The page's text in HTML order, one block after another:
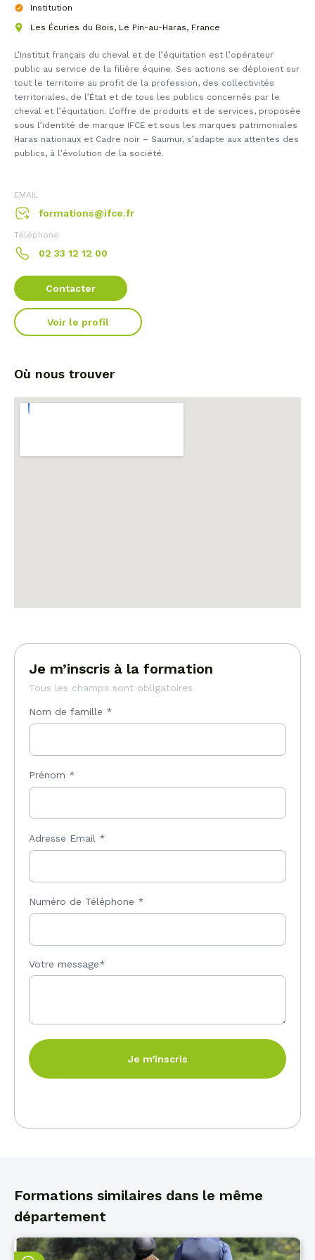
Institution
Les Écuries du Bois, Le Pin-au-Haras, France
L’Institut français du cheval et de l’équitation est l’opérateur
public au service de la filière équine. Ses actions se déploient sur
tout le territoire au profit de la profession, des collectivités
territoriales, de l’État et de tous les publics concernés par le
cheval et l’équitation. L’offre de produits et de services, proposée
sous l’identité de marque IFCE et sous les marques patrimoniales
Haras nationaux et Cadre noir – Saumur, s’adapte aux attentes des
publics, à l’évolution de la société.
EMAIL
formations@ifce.fr
Téléphone
02 33 12 12 00
Contacter
Voir le profil
Où nous trouver
Je m’inscris à la formation
Tous les champs sont obligatoires
Nom de famille *
Prénom *
Adresse Email *
Numéro de Téléphone *
Votre message*
Je m’inscris
Formations similaires dans le même
département